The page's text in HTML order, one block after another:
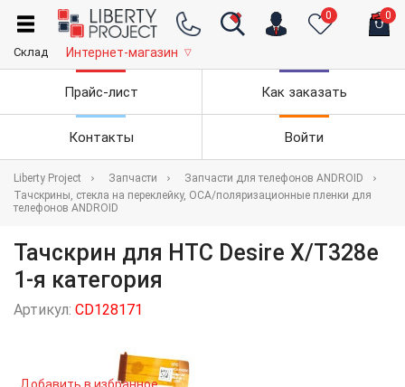
0 0
Склад Интернет-магазин ▽
Прайс-лист Как заказать
Контакты Войти
Liberty Project Запчасти
Запчасти для телефонов ANDROID
Тачскрины, стекла на переклейку, OCA/поляризационные пленки для
телефонов ANDROID
Тачскрин для HTC Desire X/T328e
1-я категория
Артикул: CD128171